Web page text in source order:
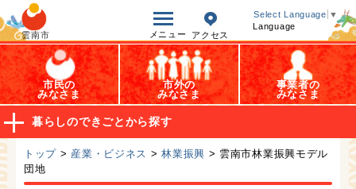
雲南市 メニュー アクセス
Select Language ▼
Language
オープンデータ
市民の
みなさま
市外の
みなさま
事業者の
みなさま
暮らしのできごとから探す
トップ > 産業・ビジネス >林業振興 > 雲南市林業振興モデル
団地